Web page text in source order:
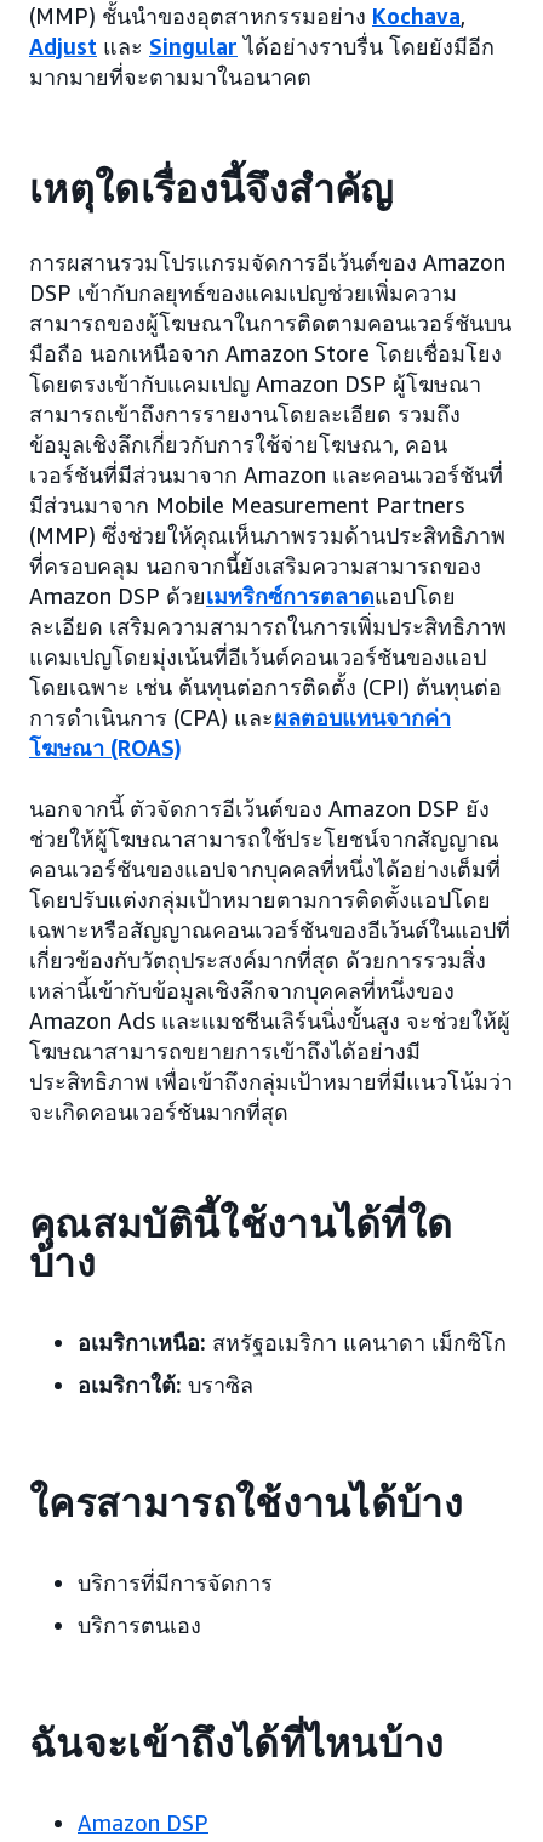
(MMP) ชั้นนำของอุตสาหกรรมอย่าง Kochava,
Adjust และ Singular ได้อย่างราบรื่น โดยยังมีอีก
มากมายที่จะตามมาในอนาคต
เหตุใดเรื่องนี้จึงสำคัญ
การผสานรวมโปรแกรมจัดการอีเว้นต์ของ Amazon
DSP เข้ากับกลยุทธ์ของแคมเปญช่วยเพิ่มความ
สามารถของผู้โฆษณาในการติดตามคอนเวอร์ชันบน
มือถือ นอกเหนือจาก Amazon Store โดยเชื่อมโยง
โดยตรงเข้ากับแคมเปญ Amazon DSP ผู้โฆษณา
สามารถเข้าถึงการรายงานโดยละเอียด รวมถึง
ข้อมูลเชิงลึกเกี่ยวกับการใช้จ่ายโฆษณา, คอน
เวอร์ชันที่มีส่วนมาจาก Amazon และคอนเวอร์ชันที่
มีส่วนมาจาก Mobile Measurement Partners
(MMP) ซึ่งช่วยให้คุณเห็นภาพรวมด้านประสิทธิภาพ
ที่ครอบคลุม นอกจากนี้ยังเสริมความสามารถของ
Amazon DSP ด้วยเมทริกซ์การตลาดแอปโดย
ละเอียด เสริมความสามารถในการเพิ่มประสิทธิภาพ
แคมเปญโดยมุ่งเน้นที่อีเว้นต์คอนเวอร์ชันของแอป
โดยเฉพาะ เช่น ต้นทุนต่อการติดตั้ง (CPI) ต้นทุนต่อ
การดำเนินการ (CPA) และผลตอบแทนจากค่า
โฆษณา (ROAS)
นอกจากนี้ ตัวจัดการอีเว้นต์ของ Amazon DSP ยัง
ช่วยให้ผู้โฆษณาสามารถใช้ประโยชน์จากสัญญาณ
คอนเวอร์ชันของแอปจากบุคคลที่หนึ่งได้อย่างเต็มที่
โดยปรับแต่งกลุ่มเป้าหมายตามการติดตั้งแอปโดย
เฉพาะหรือสัญญาณคอนเวอร์ชันของอีเว้นต์ในแอปที่
เกี่ยวข้องกับวัตถุประสงค์มากที่สุด ด้วยการรวมสิ่ง
เหล่านี้เข้ากับข้อมูลเชิงลึกจากบุคคลที่หนึ่งของ
Amazon Ads และแมชชีนเลิร์นนิ่งขั้นสูง จะช่วยให้ผู้
โฆษณาสามารถขยายการเข้าถึงได้อย่างมี
ประสิทธิภาพ เพื่อเข้าถึงกลุ่มเป้าหมายที่มีแนวโน้มว่า
จะเกิดคอนเวอร์ชันมากที่สุด
คุณสมบัตินี้ใช้งานได้ที่ใด
บ้าง
อเมริกาเหนือ: สหรัฐอเมริกา แคนาดา เม็กซิโก
อเมริกาใต้: บราซิล
ใครสามารถใช้งานได้บ้าง
บริการที่มีการจัดการ
บริการตนเอง
ฉันจะเข้าถึงได้ที่ไหนบ้าง
Amazon DSP